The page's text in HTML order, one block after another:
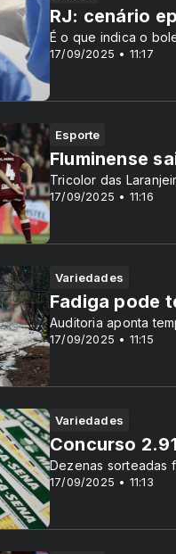
17/09/2025 • 11:17
RJ: cenário
É o que indica o
Esporte
17/09/2025 • 11:16
Fluminense
Tricolor das
Variedades
17/09/2025 • 11:15
Fadiga pode
Auditoria aponta
Variedades
17/09/2025 • 11:13
Concurso
Dezenas sorteadas